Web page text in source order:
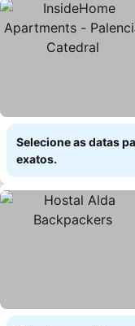
Selecione as datas
exatos.